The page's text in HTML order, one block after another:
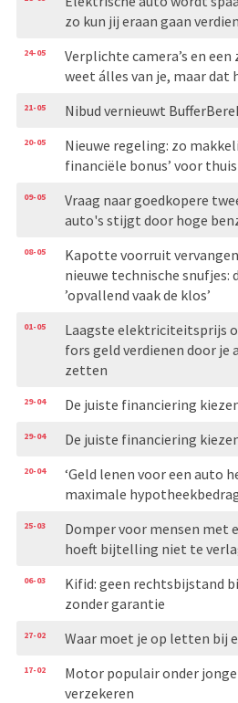
zo kun jij eraan gaan
24-05
Verplichte camera’s en
weet álles van je, maar dat
21-05 Nibud vernieuwt
20-05
Nieuwe regeling: zo
financiële bonus’ voor
09-05
Vraag naar goedkopere
auto's stijgt door hoge
08-05
Kapotte voorruit
nieuwe technische snufjes:
’opvallend vaak de klos’
01-05
Laagste elektriciteitsprijs
fors geld verdienen door je
zetten
29-04 De juiste financiering
29-04 De juiste financiering
20-04
‘Geld lenen voor een auto
maximale
25-03
Domper voor mensen met
hoeft bijtelling niet te
06-03
Kifid: geen rechtsbijstand
zonder garantie
27-02 Waar moet je op letten bij
17-02
Motor populair onder
verzekeren